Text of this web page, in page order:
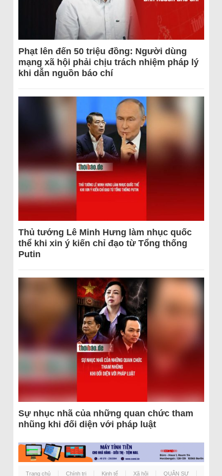
Phạt lên đến 50 triệu đồng: Người dùng
mạng xã hội phải chịu trách nhiệm pháp lý
khi dẫn nguồn báo chí
Thủ tướng Lê Minh Hưng làm nhục quốc
thể khi xin ý kiến chỉ đạo từ Tổng thống
Putin
Sự nhục nhã của những quan chức tham
nhũng khi đối diện với pháp luật
Trang chủ Chính trị Kinh tế Xã hội QUÂN SỰ